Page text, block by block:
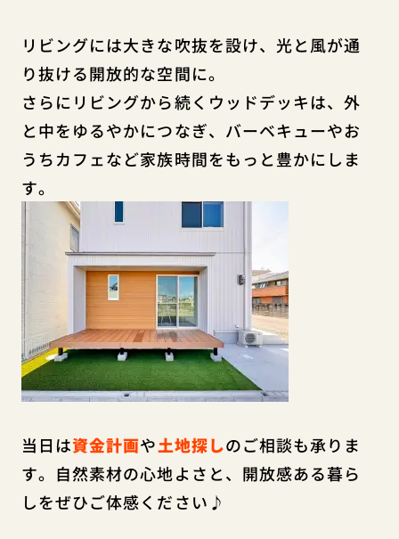
リビングには大きな吹抜を設け、光と風が通
り抜ける開放的な空間に。
さらにリビングから続くウッドデッキは、外
と中をゆるやかにつなぎ、バーベキューやお
うちカフェなど家族時間をもっと豊かにしま
す。
当日は資金計画や土地探しのご相談も承りま
す。自然素材の心地よさと、開放感ある暮ら
しをぜひご体感ください♪